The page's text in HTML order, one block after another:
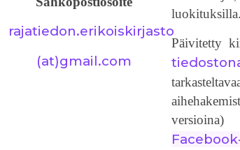
rajatiedon.erikoiskirjasto
(at)gmail.com
Päivitetty